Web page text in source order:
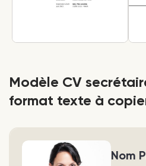
Modèle CV
format texte à
Nom